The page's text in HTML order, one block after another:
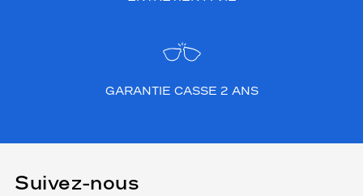
GARANTIE CASSE 2 ANS
Suivez-nous